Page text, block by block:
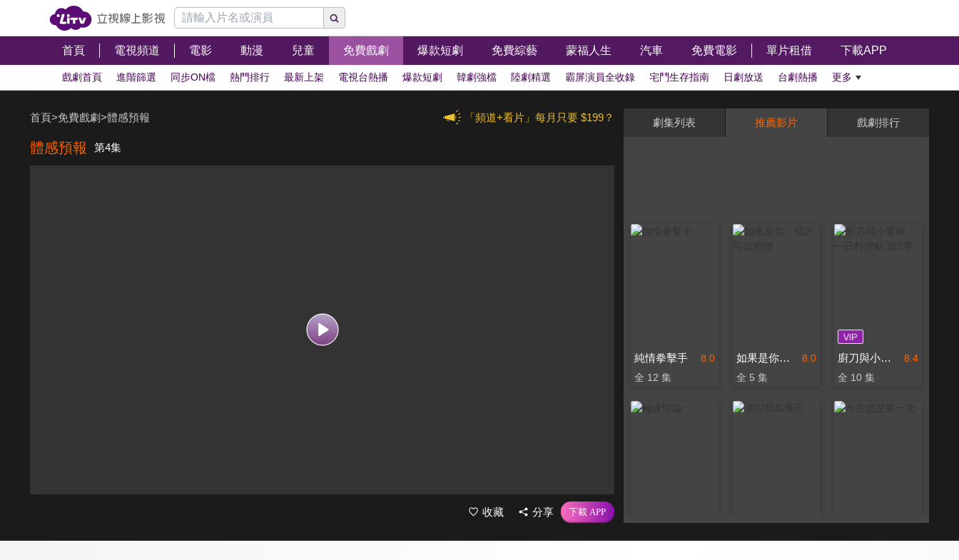
首頁 電視頻道 電影 動漫 兒童 免費戲劇 爆款短劇 免費綜藝 蒙福人生 汽車 免費電影 單片租借 下載APP
戲劇首頁 進階篩選 同步ON檔 熱門排行 最新上架 電視台熱播 爆款短劇 韓劇強檔 陸劇精選 霸屏演員全收錄 宅鬥生存指南 日劇放送 台劇熱播 更多
「頻道+看片」每月只要 $199？
首頁>免費戲劇>體感預報
體感預報 第4集
收藏 分享
劇集列表 推薦影片 戲劇排行
8.0
純情拳擊手
全 12 集
8.0
如果是你，或許可以相戀
全 5 集
8.4
廚刀與小青椒：一日料理帖 第2季
全 10 集